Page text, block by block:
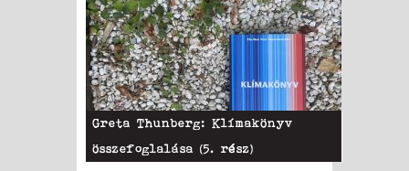
Greta Thunberg: Klímakönyv
összefoglalása (5. rész)